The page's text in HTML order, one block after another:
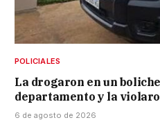
POLICIALES
La drogaron en un
departamento y la
6 de agosto de 2026